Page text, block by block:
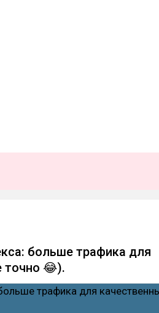
больше трафика для
точно 😂).